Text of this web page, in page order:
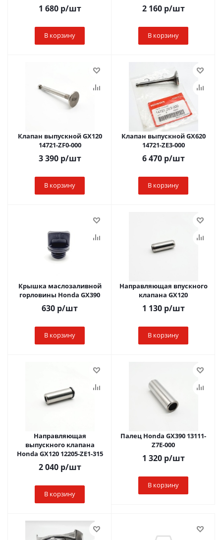
1 680р/шт
В корзину
2 160р/шт
В корзину
Клапан выпускной GX120
14721-ZF0-000
3 390р/шт
В корзину
Клапан выпускной GX620
14721-ZE3-000
6 470р/шт
В корзину
Крышка маслозаливной
горловины Honda GX390
630 р/шт
В корзину
Направляющая впускного
клапана GX120
1 130р/шт
В корзину
Направляющая
выпускного клапана
Honda GX120 12205-ZE1-315
2 040р/шт
В корзину
Палец Honda GX390 13111-
Z7E-000
1 320р/шт
В корзину